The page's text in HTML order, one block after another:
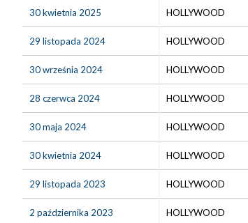
30 kwietnia 2025 HOLLYWOOD
29 listopada 2024 HOLLYWOOD
30 września 2024 HOLLYWOOD
28 czerwca 2024 HOLLYWOOD
30 maja 2024 HOLLYWOOD
30 kwietnia 2024 HOLLYWOOD
29 listopada 2023 HOLLYWOOD
2 października 2023 HOLLYWOOD